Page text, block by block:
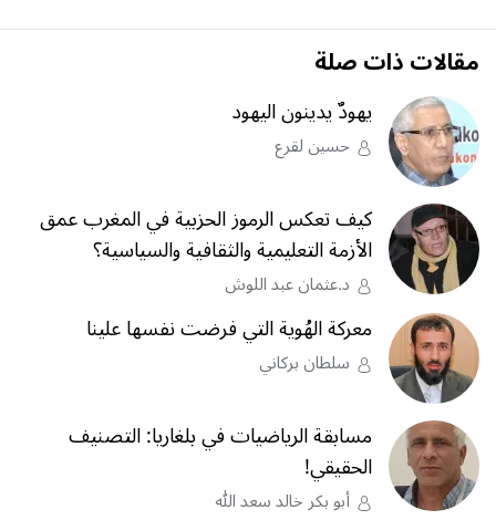
مقالات ذات صلة
يهودٌ يدينون اليهود
حسين لقرع
كيف تعكس الرموز الحزبية في المغرب عمق
الأزمة التعليمية والثقافية والسياسية؟
د.عثمان عبد اللوش
معركة الهُوية التي فرضت نفسها علينا
سلطان بركاني
مسابقة الرياضيات في بلغاريا: التصنيف
الحقيقي!
أبو بكر خالد سعد الله